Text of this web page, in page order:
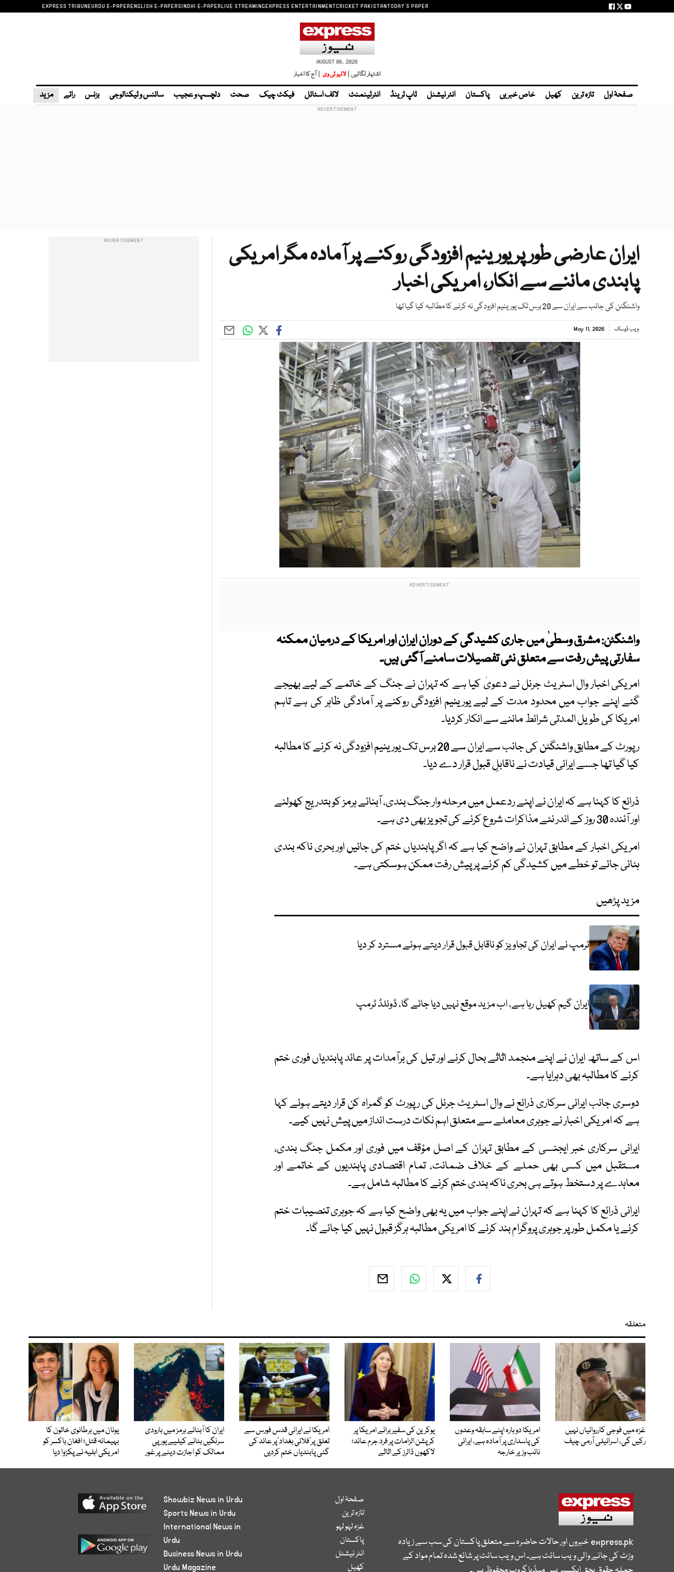
EXPRESS TRIBUNEURDU E-PAPERENGLISH E-PAPERSINDHI E-PAPERLIVE STREAMINGEXPRESS ENTERTAINMENTCRICKET PAKISTANTODAY'S PAPER
AUGUST 06, 2026
اشتہار لگائیں | لائیو ٹی وی | آج کا اخبار
صفحۂ اول تازہ ترین کھیل خاص خبریں پاکستان انٹر نیشنل ٹاپ ٹرینڈ انٹرٹینمنٹ لائف اسٹائل فیکٹ چیک صحت دلچسپ و عجیب سائنس و ٹیکنالوجی بزنس رائے مزید
ایران عارضی طور پر یورینیم افزودگی روکنے پر آمادہ مگر امریکی
پابندی ماننے سے انکار، امریکی اخبار
واشنگٹن کی جانب سے ایران سے 20 برس تک یورینیم افزودگی نہ کرنے کا مطالبہ کیا گیا تھا
ویب ڈیسک May 11, 2026
واشنگٹن:مشرق وسطیٰ میں جاری کشیدگی کے دوران ایران اور امریکا کے درمیان ممکنہ
سفارتی پیش رفت سے متعلق نئی تفصیلات سامنے آگئی ہیں۔
امریکی اخبار وال اسٹریٹ جرنل نے دعویٰ کیا ہے کہ تہران نے جنگ کے خاتمے کے لیے بھیجے
گئے اپنے جواب میں محدود مدت کے لیے یورینیم افزودگی روکنے پر آمادگی ظاہر کی ہے تاہم
امریکا کی طویل المدتی شرائط ماننے سے انکار کردیا۔
رپورٹ کے مطابق واشنگٹن کی جانب سے ایران سے 20 برس تک یورینیم افزودگی نہ کرنے کا مطالبہ
کیا گیا تھا جسے ایرانی قیادت نے ناقابلِ قبول قرار دے دیا۔
ذرائع کا کہنا ہے کہ ایران نے اپنے ردعمل میں مرحلہ وار جنگ بندی، آبنائے ہرمز کو بتدریج کھولنے
اور آئندہ 30 روز کے اندر نئے مذاکرات شروع کرنے کی تجویز بھی دی ہے۔
امریکی اخبار کے مطابق تہران نے واضح کیا ہے کہ اگر پابندیاں ختم کی جائیں اور بحری ناکہ بندی
ہٹائی جائے تو خطے میں کشیدگی کم کرنے پر پیش رفت ممکن ہوسکتی ہے۔
مزید پڑھیں
ٹرمپ نے ایران کی تجاویز کو ناقابل قبول قرار دیتے ہوئے مسترد کر دیا
ایران گیم کھیل رہا ہے، اب مزید موقع نہیں دیا جائے گا، ڈونلڈ ٹرمپ
اس کے ساتھ ایران نے اپنے منجمد اثاثے بحال کرنے اور تیل کی برآمدات پر عائد پابندیاں فوری ختم
کرنے کا مطالبہ بھی دہرایا ہے۔
دوسری جانب ایرانی سرکاری ذرائع نے وال اسٹریٹ جرنل کی رپورٹ کو گمراہ کن قرار دیتے ہوئے کہا
ہے کہ امریکی اخبار نے جوہری معاملے سے متعلق اہم نکات درست انداز میں پیش نہیں کیے۔
ایرانی سرکاری خبر ایجنسی کے مطابق تہران کے اصل مؤقف میں فوری اور مکمل جنگ بندی،
مستقبل میں کسی بھی حملے کے خلاف ضمانت، تمام اقتصادی پابندیوں کے خاتمے اور
معاہدے پر دستخط ہوتے ہی بحری ناکہ بندی ختم کرنے کا مطالبہ شامل ہے۔
ایرانی ذرائع کا کہنا ہے کہ تہران نے اپنے جواب میں یہ بھی واضح کیا ہے کہ جوہری تنصیبات ختم
کرنے یا مکمل طور پر جوہری پروگرام بند کرنے کا امریکی مطالبہ ہرگز قبول نہیں کیا جائے گا۔
متعلقہ
غزہ میں فوجی کارروائیاں نہیں
رکیں گی، اسرائیلی آرمی چیف
امریکا دوبارہ اپنے سابقہ وعدوں
کی پاسداری پر آمادہ ہے، ایرانی
نائب وزیر خارجہ
یوکرین کی سفیر برائے امریکا پر
کرپشن الزامات پر فرد جرم عائد؛
لاکھوں ڈالرز کے اثاثے
امریکا نے ایرانی قدس فورس سے
تعلق پر’فلائی بغداد‘پر عائد کی
گئی پابندیاں ختم کردیں
ایران کا آبنائے ہرمز میں بارودی
سرنگیں ہٹانے کیلیے یورپی
ممالک کو اجازت دینے پر غور
یونان میں برطانوی خاتون کا
بہیمانہ قتل؛ افغان باکسر کو
امریکی اہلیہ نے پکڑوا دیا
express.pkخبروں اور حالات حاضرہ سے متعلق پاکستان کی سب سے زیادہ
وزٹ کی جانے والی ویب سائٹ ہے۔ اس ویب سائٹ پر شائع شدہ تمام مواد کے
صفحۂ اول
تازہ ترین
غزہ لہو لہو
پاکستان
انٹر نیشنل
کھیل
Showbiz News in Urdu
Sports News in Urdu
International News in
Urdu
Business News in Urdu
Urdu Magazine